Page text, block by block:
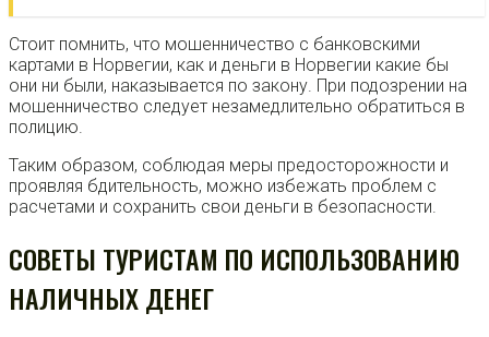
Стоит помнить, что мошенничество с банковскими
картами в Норвегии, как и деньги в Норвегии какие бы
они ни были, наказывается по закону. При подозрении на
мошенничество следует незамедлительно обратиться в
полицию.
Таким образом, соблюдая меры предосторожности и
проявляя бдительность, можно избежать проблем с
расчетами и сохранить свои деньги в безопасности.
СОВЕТЫ ТУРИСТАМ ПО ИСПОЛЬЗОВАНИЮ
НАЛИЧНЫХ ДЕНЕГ